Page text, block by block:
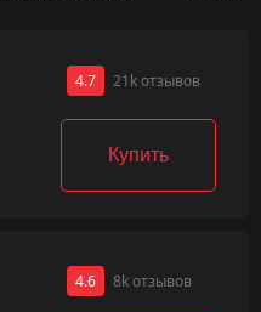
4.7 21k отзывов
Купить
4.6 8k отзывов